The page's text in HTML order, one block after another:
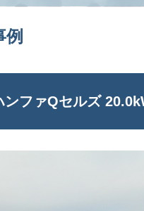
例
ンファQセルズ